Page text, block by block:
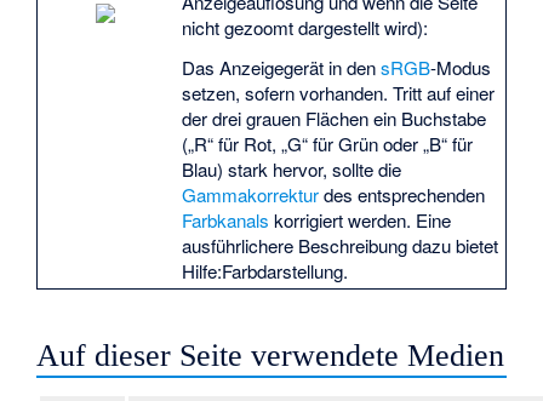
nicht gezoomt dargestellt wird):
Das Anzeigegerät in densRGB-Modus
setzen, sofern vorhanden. Tritt auf einer
der drei grauen Flächen ein Buchstabe
(„R“ für Rot, „G“ für Grün oder „B“ für
Blau) stark hervor, sollte die
Gammakorrekturdes entsprechenden
Farbkanals korrigiert werden. Eine
ausführlichere Beschreibung dazu bietet
Hilfe:Farbdarstellung.
Auf dieser Seite verwendete Medien